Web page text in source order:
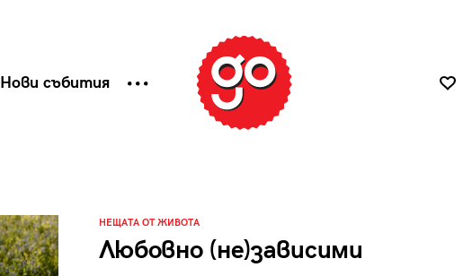
Нови събития
НЕЩАТА ОТ ЖИВОТА
Любовно (не)зависими